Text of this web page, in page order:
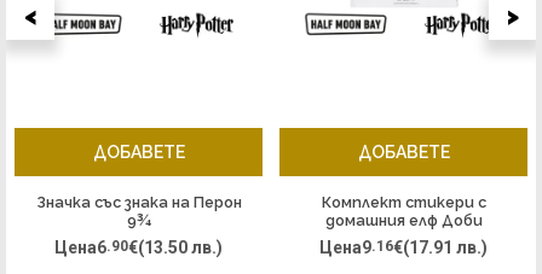
ДОБАВЕТЕ
Значка със знака на Перон
9¾
Цена6.90€(13.50 лв.)
ДОБАВЕТЕ
Комплект стикери с
домашния елф Доби
Цена9.16€(17.91 лв.)
< >